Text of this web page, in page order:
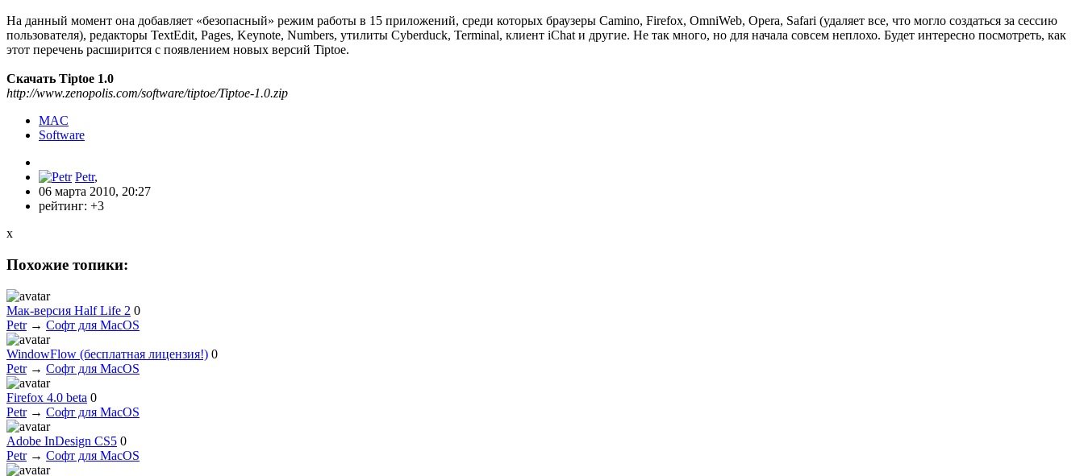
На данный момент она добавляет «безопасный» режим работы в 15 приложений, среди которых браузеры Camino, Firefox, OmniWeb, Opera, Safari (удаляет все, что могло создаться за сессию
пользователя), редакторы TextEdit, Pages, Keynote, Numbers, утилиты Cyberduck, Terminal, клиент iChat и другие. Не так много, но для начала совсем неплохо. Будет интересно посмотреть, как
этот перечень расширится с появлением новых версий Tiptoe.
Скачать Tiptoe 1.0
http://www.zenopolis.com/software/tiptoe/Tiptoe-1.0.zip
MAC
Software
Petr,
06 марта 2010, 20:27
рейтинг: +3
x
Похожие топики:
Мак-версия Half Life 2 0
Petr→ Софт для MacOS
WindowFlow (бесплатная лицензия!) 0
Petr→ Софт для MacOS
Firefox 4.0 beta 0
Petr→ Софт для MacOS
Adobe InDesign CS5 0
Petr→ Софт для MacOS